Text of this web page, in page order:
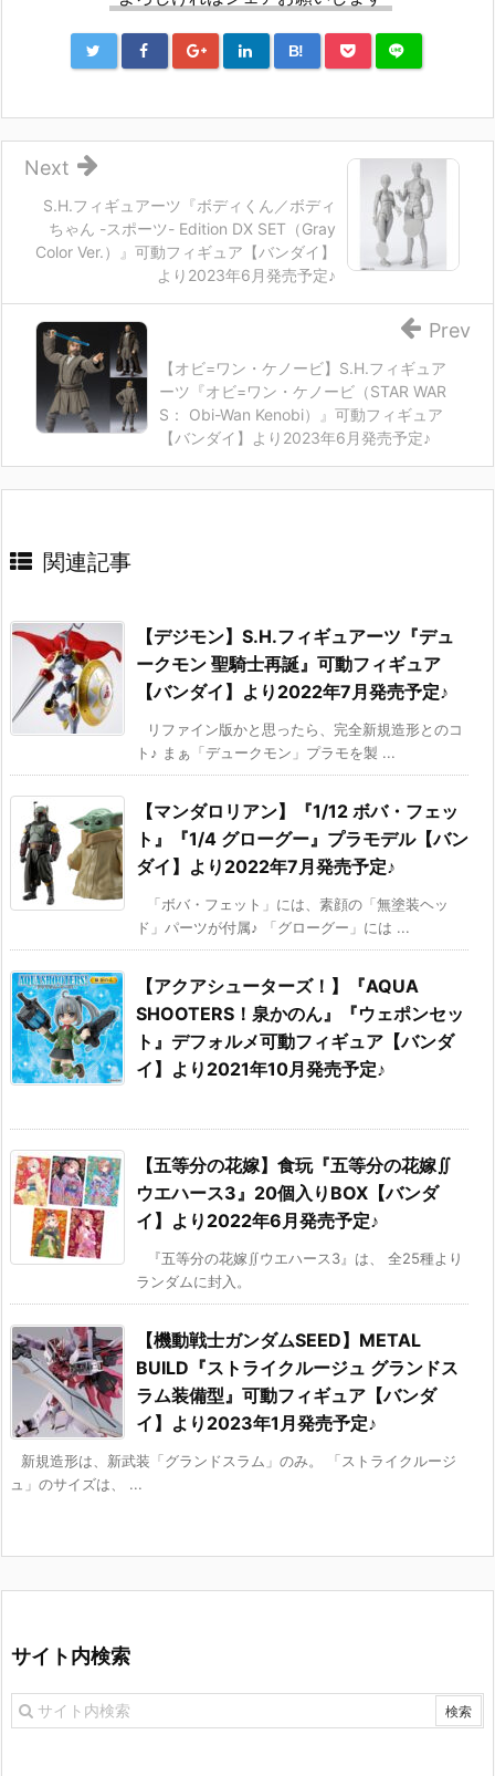
B!
S.H.フィギュアーツ『ボディくん／ボディ
ちゃん -スポーツ- Edition DX SET（Gray
Color Ver.）』可動フィギュア【バンダイ】
より2023年6月発売予定♪
Next
【オビ=ワン・ケノービ】S.H.フィギュア
ーツ『オビ=ワン・ケノービ（STAR WAR
S： Obi-Wan Kenobi）』可動フィギュア
【バンダイ】より2023年6月発売予定♪
Prev
関連記事
【デジモン】S.H.フィギュアーツ『デュ
ークモン 聖騎士再誕』可動フィギュア
【バンダイ】より2022年7月発売予定♪
リファイン版かと思ったら、完全新規造形とのコ
ト♪ まぁ「デュークモン」プラモを製 ...
【マンダロリアン】『1/12 ボバ・フェッ
ト』『1/4 グローグー』プラモデル【バン
ダイ】より2022年7月発売予定♪
「ボバ・フェット」には、素顔の「無塗装ヘッ
ド」パーツが付属♪ 「グローグー」には ...
【アクアシューターズ！】『AQUA
SHOOTERS！泉かのん』『ウェポンセッ
ト』デフォルメ可動フィギュア【バンダ
イ】より2021年10月発売予定♪
【五等分の花嫁】食玩『五等分の花嫁∬
ウエハース3』20個入りBOX【バンダ
イ】より2022年6月発売予定♪
『五等分の花嫁∬ウエハース3』は、 全25種より
ランダムに封入。
【機動戦士ガンダムSEED】METAL
BUILD『ストライクルージュ グランドス
ラム装備型』可動フィギュア【バンダ
イ】より2023年1月発売予定♪
新規造形は、新武装「グランドスラム」のみ。 「ストライクルージ
ュ」のサイズは、 ...
サイト内検索